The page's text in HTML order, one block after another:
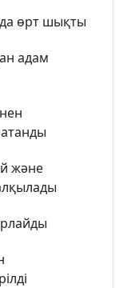
өрт шықты
адам
және